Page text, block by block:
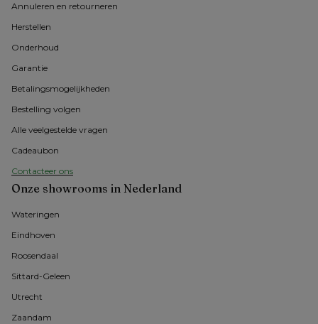
Annuleren en retourneren
Herstellen
Onderhoud
Garantie
Betalingsmogelijkheden
Bestelling volgen
Alle veelgestelde vragen
Cadeaubon
Contacteer ons
Onze showrooms in Nederland
Wateringen
Eindhoven
Roosendaal
Sittard-Geleen
Utrecht
Zaandam